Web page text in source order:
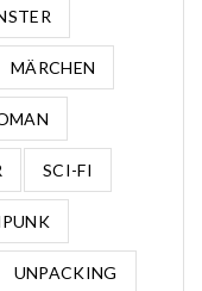
MÄRCHEN
SCI-FI
UNPACKING